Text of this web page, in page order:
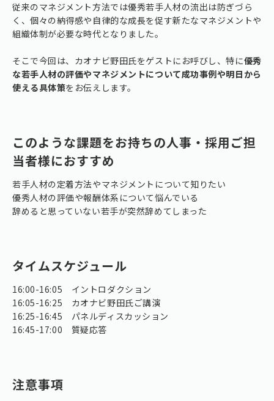
従来のマネジメント方法では優秀若手人材の流出は防ぎづら
く、個々の納得感や自律的な成長を促す新たなマネジメントや
組織体制が必要な時代となりました。
そこで今回は、カオナビ野田氏をゲストにお呼びし、特に優秀
な若手人材の評価やマネジメントについて成功事例や明日から
使える具体策をお伝えします。
このような課題をお持ちの人事・採用ご担
当者様におすすめ
若手人材の定着方法やマネジメントについて知りたい
優秀人材の評価や報酬体系について悩んでいる
辞めると思っていない若手が突然辞めてしまった
タイムスケジュール
16:00-16:05 イントロダクション
16:05-16:25 カオナビ野田氏ご講演
16:25-16:45 パネルディスカッション
16:45-17:00 質疑応答
注意事項